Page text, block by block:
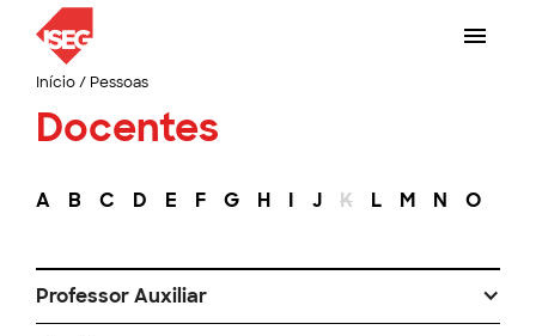
Início/ Pessoas
Docentes
A B C D E F G H I J K L M N O
Professor Auxiliar